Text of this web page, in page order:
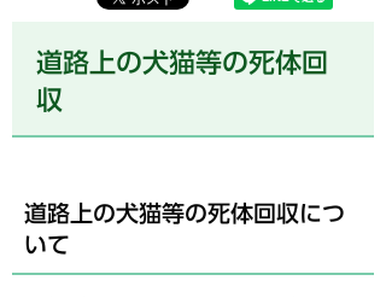
道路上の犬猫等の死体回
収
道路上の犬猫等の死体回収につ
いて